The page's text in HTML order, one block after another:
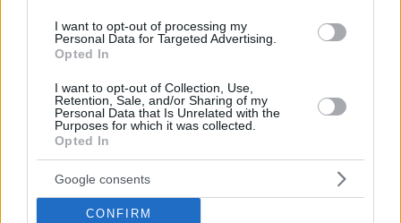
I want to opt-out of processing my
Personal Data for Targeted Advertising.
Opted In
I want to opt-out of Collection, Use,
Retention, Sale, and/or Sharing of my
Personal Data that Is Unrelated with the
Purposes for which it was collected.
Opted In
Google consents
CONFIRM
Προηγούμενη
Απογευματινή
Εφημερίδα Συνταξιούχων